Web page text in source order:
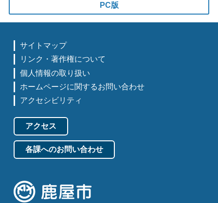
PC版
サイトマップ
リンク・著作権について
個人情報の取り扱い
ホームページに関するお問い合わせ
アクセシビリティ
アクセス
各課へのお問い合わせ